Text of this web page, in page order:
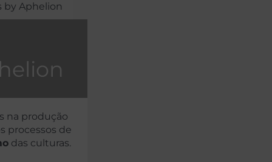
by Aphelion
na produção
processos de
das culturas.